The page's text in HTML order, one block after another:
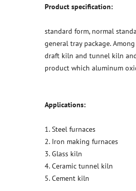
Product specification:
standard form, normal
general tray package.
draft kiln and tunnel kiln
product which aluminum
Applications:
1. Steel furnaces
2. Iron making furnaces
3. Glass kiln
4. Ceramic tunnel kiln
5. Cement kiln